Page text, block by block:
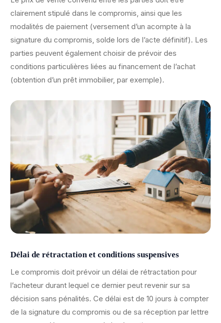
clairement stipulé dans le compromis, ainsi que les
modalités de paiement (versement d’un acompte à la
signature du compromis, solde lors de l’acte définitif). Les
parties peuvent également choisir de prévoir des
conditions particulières liées au financement de l’achat
(obtention d’un prêt immobilier, par exemple).
Délai de rétractation et conditions suspensives
Le compromis doit prévoir un délai de rétractation pour
l’acheteur durant lequel ce dernier peut revenir sur sa
décision sans pénalités. Ce délai est de 10 jours à compter
de la signature du compromis ou de sa réception par lettre